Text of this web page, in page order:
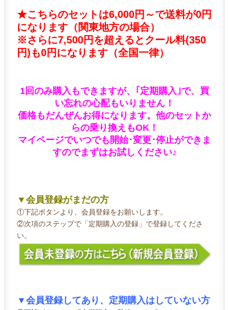
★こちらのセットは6,000円～で送料が0円
になります（関東地方の場合）
※さらに7,500円を超えるとクール料(350
円)も0円になります（全国一律）
1回のみ購入もできますが、｢定期購入｣で、買
い忘れの心配もいりません！
価格もだんぜんお得になります。他のセットか
らの乗り換えもOK ！
マイページでいつでも開始･変更･停止ができま
すのでまずはお試しください♪
▼会員登録がまだの方
①下記ボタンより、会員登録をお願いします。
②次項のステップで「定期購入の登録」で登録してくださ
い。
▼会員登録してあり、定期購入はしていない方